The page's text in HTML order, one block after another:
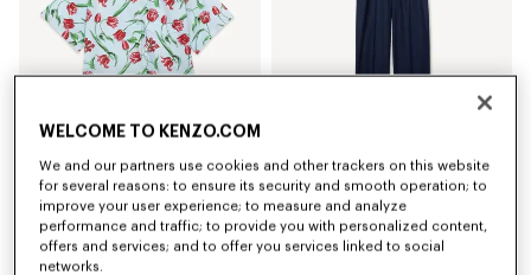
Camisa de manga corta de popelín de algodón 'KENZO Tulip'
Mex$ 8,000.00
Pantalón elástico de lana virgen
Mex$ 10,500.00
WELCOME TO KENZO.COM
We and our partners use cookies and other trackers on this website
for several reasons: to ensure its security and smooth operation; to
improve your user experience; to measure and analyze
performance and traffic; to provide you with personalized content,
offers and services; and to offer you services linked to social
networks.